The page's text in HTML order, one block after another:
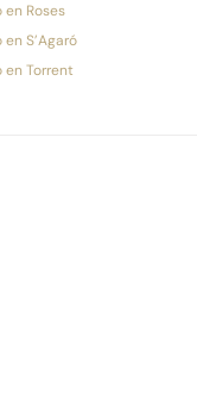
Roses
S’Agaró
en Torrent